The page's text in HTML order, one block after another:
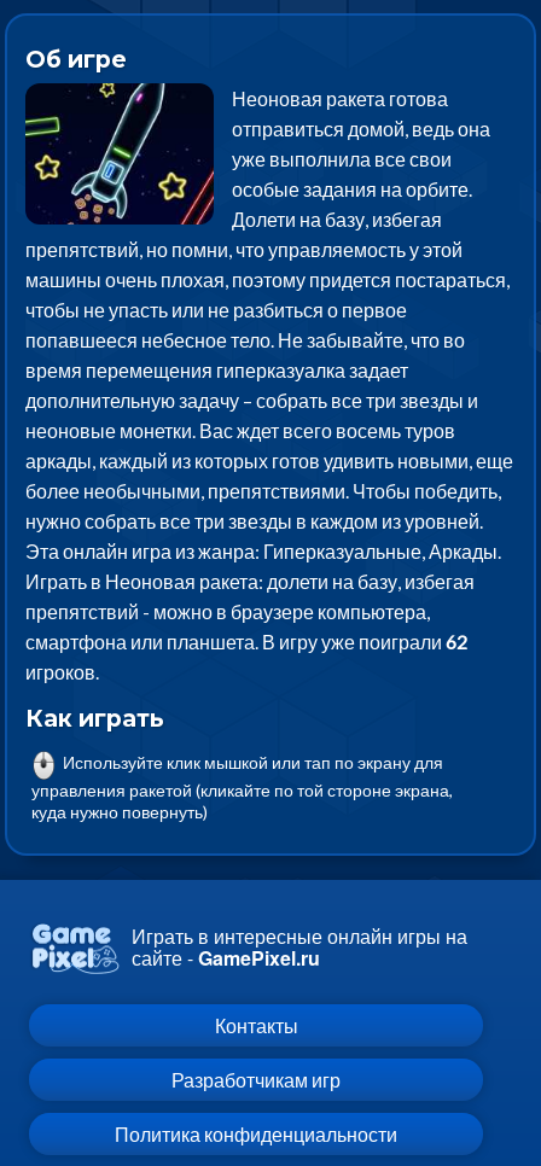
Об игре
Неоновая ракета готова
отправиться домой, ведь она
уже выполнила все свои
особые задания на орбите.
Долети на базу, избегая
препятствий, но помни, что управляемость у этой
машины очень плохая, поэтому придется постараться,
чтобы не упасть или не разбиться о первое
попавшееся небесное тело. Не забывайте, что во
время перемещения гиперказуалка задает
дополнительную задачу – собрать все три звезды и
неоновые монетки. Вас ждет всего восемь туров
аркады, каждый из которых готов удивить новыми, еще
более необычными, препятствиями. Чтобы победить,
нужно собрать все три звезды в каждом из уровней.
Эта онлайн игра из жанра: Гиперказуальные, Аркады.
Играть в Неоновая ракета: долети на базу, избегая
препятствий - можно в браузере компьютера,
смартфона или планшета. В игру уже поиграли62
игроков.
Как играть
Используйте клик мышкой или тап по экрану для
управления ракетой (кликайте по той стороне экрана,
куда нужно повернуть)
Играть в интересные онлайн игры на
сайте -GamePixel.ru
Контакты
Разработчикам игр
Политика конфиденциальности